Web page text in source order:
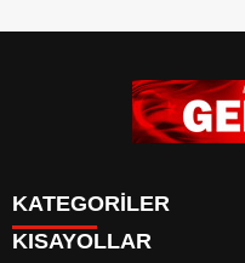
KATEGORİLER
KISAYOLLAR